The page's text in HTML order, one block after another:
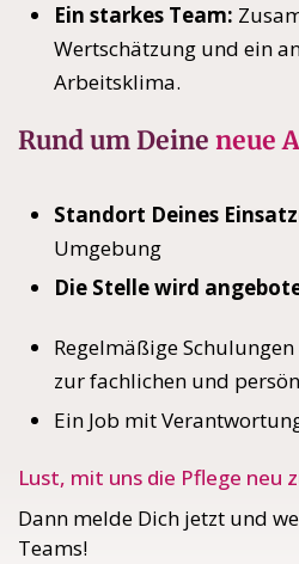
Ein starkes Team:
Wertschätzung und ein
Arbeitsklima.
Rund um Deine neue
Standort Deines
Umgebung
Die Stelle wird
Regelmäßige Schulungen
zur fachlichen und
Ein Job mit
Lust, mit uns die Pflege neu
Dann melde Dich jetzt und
Teams!